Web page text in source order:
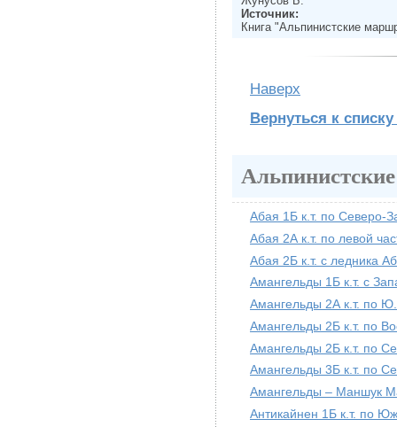
Источник:
Книга "Альпинистские
Наверх
Вернуться к списку
Абая 1Б к.т. по Северо-
Абая 2А к.т. по левой
Абая 2Б к.т. с ледника
Амангельды 1Б к.т. с
Амангельды 2А к.т. по
Амангельды 2Б к.т. по
Амангельды 2Б к.т. по
Амангельды 3Б к.т. по
Амангельды – Маншук
Антикайнен 1Б к.т. по